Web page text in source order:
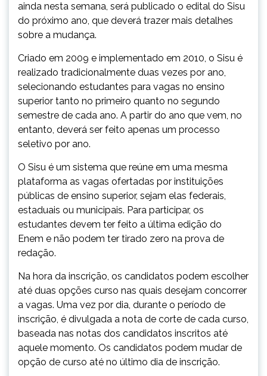
ainda nesta semana, será publicado o edital do Sisu
do próximo ano, que deverá trazer mais detalhes
sobre a mudança.
Criado em 2009 e implementado em 2010, o Sisu é
realizado tradicionalmente duas vezes por ano,
selecionando estudantes para vagas no ensino
superior tanto no primeiro quanto no segundo
semestre de cada ano. A partir do ano que vem, no
entanto, deverá ser feito apenas um processo
seletivo por ano.
O Sisu é um sistema que reúne em uma mesma
plataforma as vagas ofertadas por instituições
públicas de ensino superior, sejam elas federais,
estaduais ou municipais. Para participar, os
estudantes devem ter feito a última edição do
Enem e não podem ter tirado zero na prova de
redação.
Na hora da inscrição, os candidatos podem escolher
até duas opções curso nas quais desejam concorrer
a vagas. Uma vez por dia, durante o período de
inscrição, é divulgada a nota de corte de cada curso,
baseada nas notas dos candidatos inscritos até
aquele momento. Os candidatos podem mudar de
opção de curso até no último dia de inscrição.